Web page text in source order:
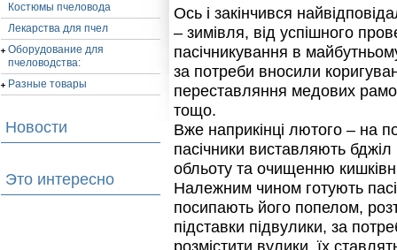
Костюмы пчеловода
Лекарства для пчел
Оборудование для
пчеловодства:
Разные товары
Новости
Это интересно
Ось і закінчився
– зимівля, від успішного
пасічникування в
за потреби вносили
переставляння медових
тощо.
Вже наприкінці лютого – на
пасічники виставляють
обльоту та очищенню
Належним чином готують
посипають його попелом,
підставки підвулики, за